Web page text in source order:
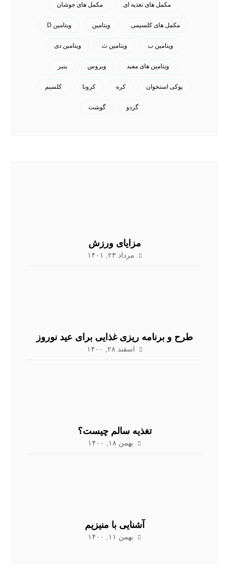
مکمل های تغذیه ای مکمل های جوشان
مکمل های کلسیمی ویتامین ویتامین D
ویتامین ب ویتامین ث ویتامین دی
ویتامین های مفید ویروس پنیر
پوکی استخوان کره کرونا کلسیم
گردو گوشت
مزایای ورزش
مرداد ۲۳, ۱۴۰۱
طرح و برنامه ریزی غذایی برای عید نوروز
اسفند ۲۸, ۱۴۰۰
تغذیه سالم چیست؟
بهمن ۱۸, ۱۴۰۰
آشنایی با منیزیم
بهمن ۱۱, ۱۴۰۰